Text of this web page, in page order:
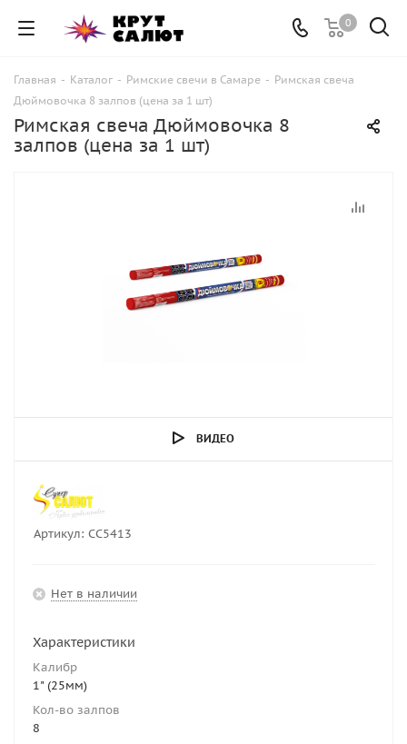
0
Главная - Каталог - Римские свечи в Самаре - Римская свеча
Дюймовочка 8 залпов (цена за 1 шт)
Римская свеча Дюймовочка 8
залпов (цена за 1 шт)
ВИДЕО
Артикул: СС5413
Нет в наличии
Характеристики
Калибр
1" (25мм)
Кол-во залпов
8